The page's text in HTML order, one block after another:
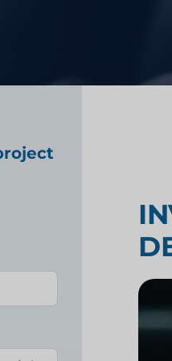
Prueba de
Investigación de